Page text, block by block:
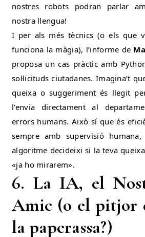
nostres robots podran parlar
nostra llengua!
I per als més tècnics (o els que
funciona la màgia), l’informe de
proposa un cas pràctic amb
sol·licituds ciutadanes. Imagina’t
queixa o suggeriment és llegit
l’envia directament al
errors humans. Això sí que és
sempre amb supervisió
algoritme decideixi si la teva
«ja ho mirarem».
6. La IA, el
Amic (o el pitjor
la paperassa?)